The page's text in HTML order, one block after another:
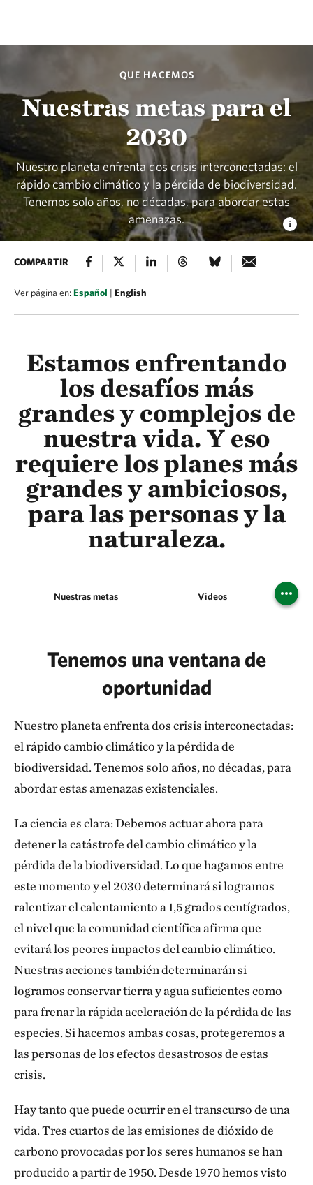
QUE HACEMOS
Nuestras metas para el
2030
Nuestro planeta enfrenta dos crisis interconectadas: el
rápido cambio climático y la pérdida de biodiversidad.
Tenemos solo años, no décadas, para abordar estas
amenazas.
COMPARTIR
Ver página en:Español | English
Estamos enfrentando
los desafíos más
grandes y complejos de
nuestra vida. Y eso
requiere los planes más
grandes y ambiciosos,
para las personas y la
naturaleza.
Nuestras metas Videos
Tenemos una ventana de
oportunidad
Nuestro planeta enfrenta dos crisis interconectadas:
el rápido cambio climático y la pérdida de
biodiversidad. Tenemos solo años, no décadas, para
abordar estas amenazas existenciales.
La ciencia es clara: Debemos actuar ahora para
detener la catástrofe del cambio climático y la
pérdida de la biodiversidad. Lo que hagamos entre
este momento y el 2030 determinará si logramos
ralentizar el calentamiento a 1,5 grados centígrados,
el nivel que la comunidad científica afirma que
evitará los peores impactos del cambio climático.
Nuestras acciones también determinarán si
logramos conservar tierra y agua suficientes como
para frenar la rápida aceleración de la pérdida de las
especies. Si hacemos ambas cosas, protegeremos a
las personas de los efectos desastrosos de estas
crisis.
Hay tanto que puede ocurrir en el transcurso de una
vida. Tres cuartos de las emisiones de dióxido de
carbono provocadas por los seres humanos se han
producido a partir de 1950. Desde 1970 hemos visto